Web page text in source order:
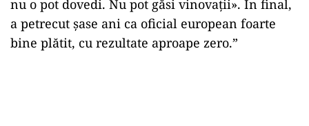
nu o pot dovedi. Nu pot găsi vinovații». În final,
a petrecut șase ani ca oficial european foarte
bine plătit, cu rezultate aproape zero.”